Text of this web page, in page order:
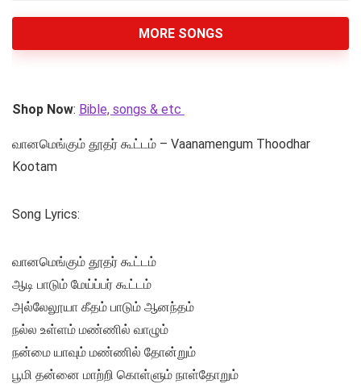
MORE SONGS
Shop Now: Bible, songs & etc
வானமெங்கும் தூதர் கூட்டம் – Vaanamengum Thoodhar
Kootam
Song Lyrics:
வானமெங்கும் தூதர் கூட்டம்
ஆடி பாடும் மேய்ப்பர் கூட்டம்
அல்லேலூயா கீதம் பாடும் ஆனந்தம்
நல்ல உள்ளம் மண்ணில் வாழும்
நன்மை யாவும் மண்ணில் தோன்றும்
பூமி தன்னை மாற்றி கொள்ளும் நாள்தோறும்